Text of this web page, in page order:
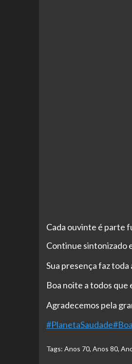
Cada ouvinte é parte
Continue sintonizado
Sua presença faz
Boa noite a todos que
Agradecemos pela
#PlanetaSaudade
Tags: Anos 70, Anos 80,